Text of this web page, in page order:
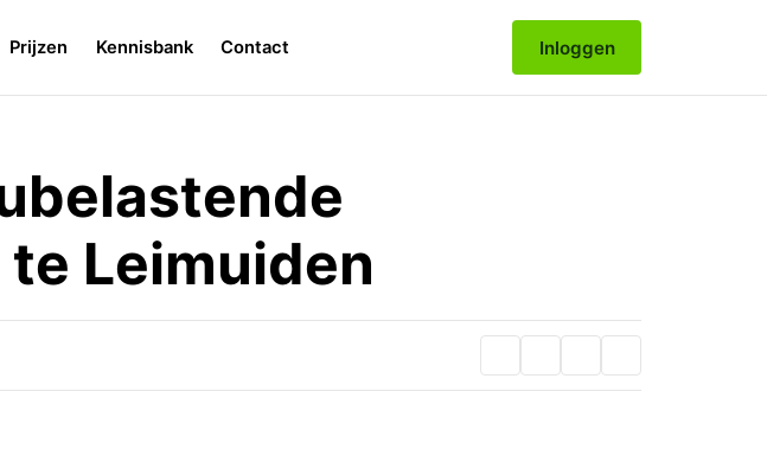
Prijzen Kennisbank Contact Inloggen
Leimuiden